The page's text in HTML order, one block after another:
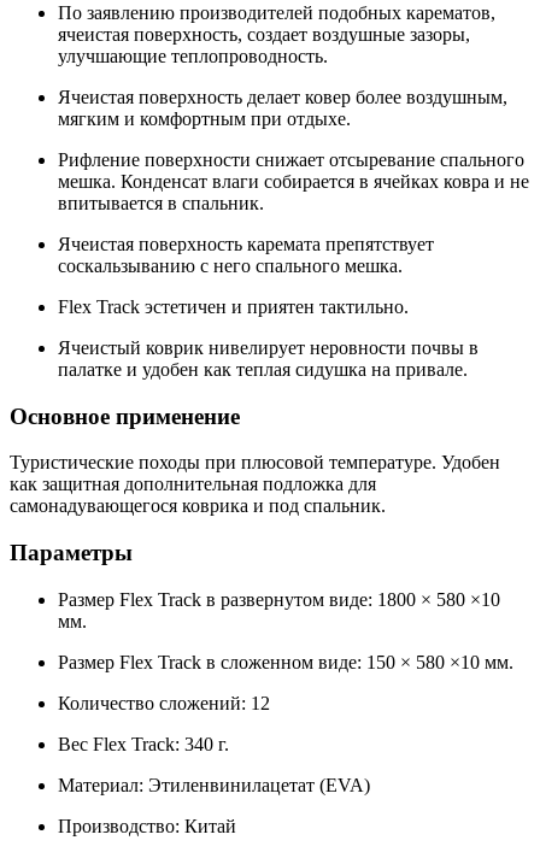
По заявлению производителей подобных карематов,
ячеистая поверхность, создает воздушные зазоры,
улучшающие теплопроводность.
Ячеистая поверхность делает ковер более воздушным,
мягким и комфортным при отдыхе.
Рифление поверхности снижает отсыревание спального
мешка. Конденсат влаги собирается в ячейках ковра и не
впитывается в спальник.
Ячеистая поверхность каремата препятствует
соскальзыванию с него спального мешка.
Flex Track эстетичен и приятен тактильно.
Ячеистый коврик нивелирует неровности почвы в
палатке и удобен как теплая сидушка на привале.
Основное применение
Туристические походы при плюсовой температуре. Удобен
как защитная дополнительная подложка для
самонадувающегося коврика и под спальник.
Параметры
Размер Flex Track в развернутом виде: 1800 × 580 ×10
мм.
Размер Flex Track в сложенном виде: 150 × 580 ×10 мм.
Количество сложений: 12
Вес Flex Track: 340 г.
Материал: Этиленвинилацетат (EVA)
Производство: Китай